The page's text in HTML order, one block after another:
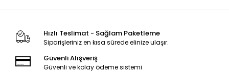
Hızlı Teslimat - Sağlam Paketleme
Siparişleriniz en kısa sürede elinize ulaşır.
Güvenli Alışveriş
Güvenli ve kolay ödeme sistemi